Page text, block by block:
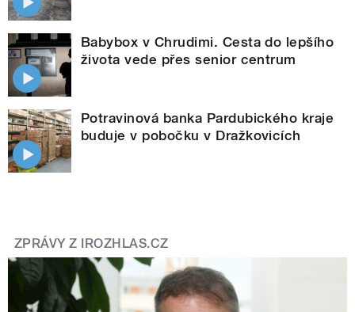
Babybox v Chrudimi. Cesta do lepšího
života vede přes senior centrum
Potravinová banka Pardubického kraje
buduje v pobočku v Dražkovicích
ZPRÁVY Z IROZHLAS.CZ